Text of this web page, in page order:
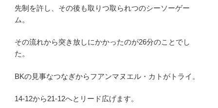
先制を許し、その後も取りつ取られつのシーソーゲー
ム。
その流れから突き放しにかかったのが26分のことでし
た。
BKの見事なつなぎからフアンマヌエル・カトがトライ。
14-12から21-12へとリード広げます。